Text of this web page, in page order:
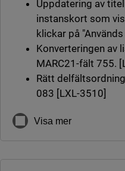
Uppdatering av
instanskort som
klickar på
Konverteringen av
MARC21-fält 755.
Rätt
083 [LXL-3510]
Visa mer